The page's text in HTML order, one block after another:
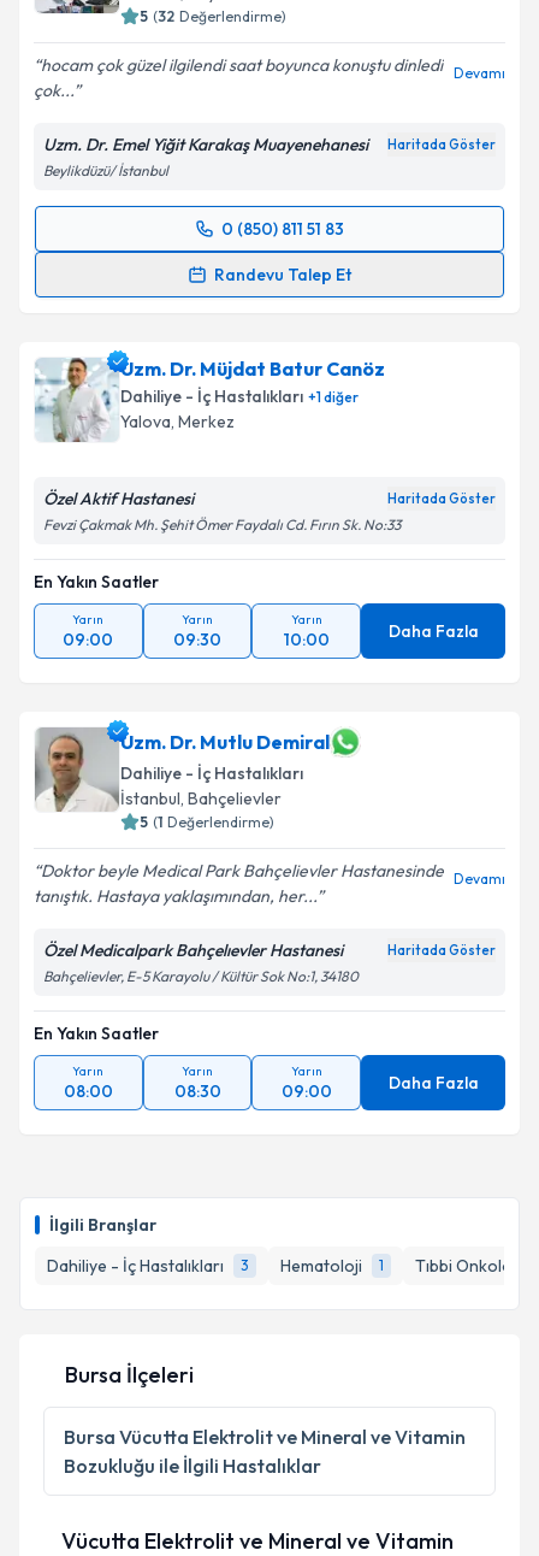
İlgili Branşlar
Dahiliye - İç Hastalıkları
3 Hematoloji 1 Tıbbi Onkoloji
5 (32 Değerlendirme)
hocam çok güzel ilgilendi saat boyunca konuştu dinledi
çok...
Devamı
Uzm. Dr. Emel Yiğit Karakaş Muayenehanesi Haritada Göster
Beylikdüzü/ İstanbul
0 (850) 811 51 83
Randevu Talep Et
Randevu Takvimi Talebi
için bir takvim hazırlandığında e-posta ile
bilgilendireceğiz.
E-posta Adresiniz
Kişisel verilerimin işlenmesine ilişkinAydınlatma
Metni
kapsamda işlenmesini kabul ediyorum.
Uzm. Dr. Müjdat Batur Canöz
Dahiliye - İç Hastalıkları +1diğer
Yalova, Merkez
Özel Aktif Hastanesi Haritada Göster
Fevzi Çakmak Mh. Şehit Ömer Faydalı Cd. Fırın Sk. No:33
En Yakın Saatler
Yarın
09:00
Yarın
09:30
Yarın
10:00 Daha Fazla
Uzm. Dr. Mutlu Demiral
Dahiliye - İç Hastalıkları
İstanbul, Bahçelievler
5 (1 Değerlendirme)
Doktor beyle Medical Park Bahçelievler Hastanesinde
tanıştık. Hastaya yaklaşımından, her...
Devamı
Özel Medicalpark Bahçelıevler Hastanesi Haritada Göster
Bahçelievler, E-5 Karayolu / Kültür Sok No:1, 34180
En Yakın Saatler
Yarın
08:00
Yarın
08:30
Yarın
09:00 Daha Fazla
Bursa İlçeleri
Bursa Vücutta Elektrolit ve Mineral ve Vitamin
Bozukluğu ile İlgili Hastalıklar
Vücutta Elektrolit ve Mineral ve Vitamin